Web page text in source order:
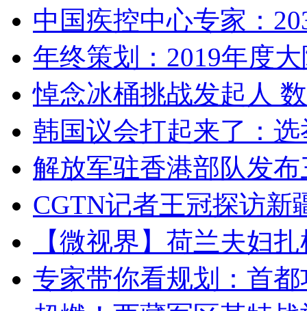
中国疾控中心专家：
年终策划：2019年度
悼念冰桶挑战发起人
韩国议会打起来了：
解放军驻香港部队发
CGTN记者王冠探访新
【微视界】荷兰夫妇
专家带你看规划：首